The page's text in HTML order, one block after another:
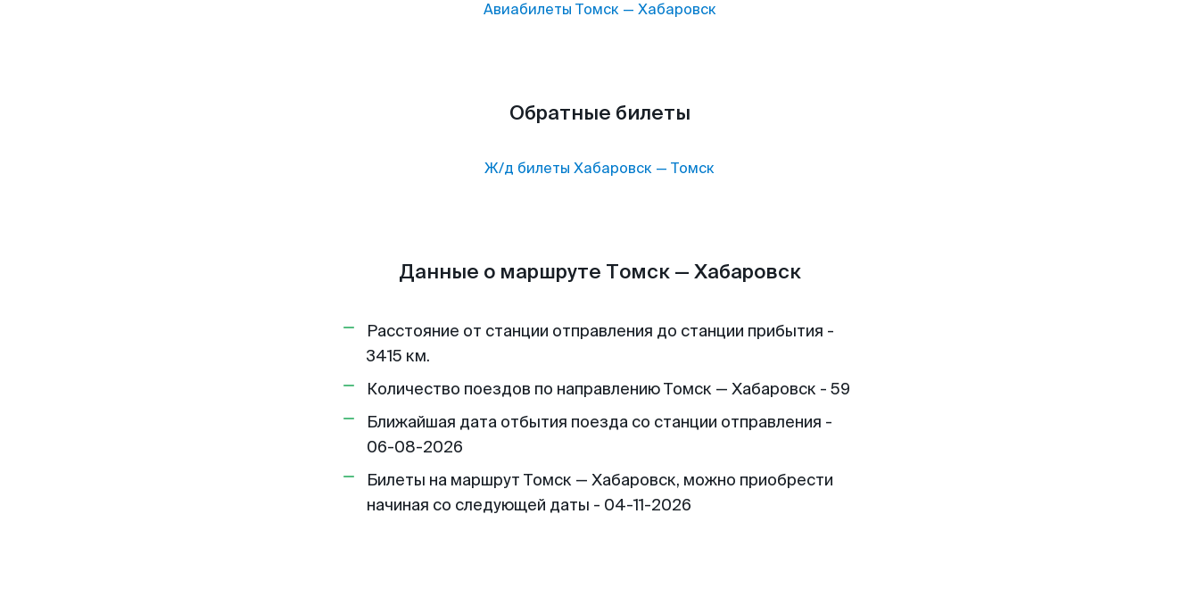
Авиабилеты Томск— Хабаровск
Обратные билеты
Ж/д билеты Хабаровск — Томск
Данные о маршруте Томск — Хабаровск
Расстояние от станции отправления до станции прибытия -
3415 км.
Количество поездов по направлению Томск — Хабаровск - 59
Ближайшая дата отбытия поезда со станции отправления -
06-08-2026
Билеты на маршрут Томск — Хабаровск, можно приобрести
начиная со следующей даты - 04-11-2026